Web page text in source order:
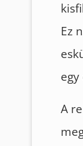
Ez
egy
A